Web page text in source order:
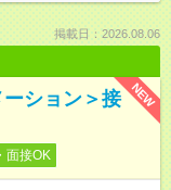
掲載日：2026.08.06
NEW
ション＞接
面接OK